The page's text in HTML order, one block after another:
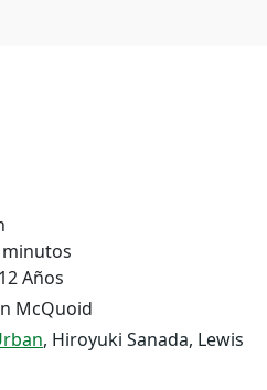
minutos
12 Años
McQuoid
, Hiroyuki Sanada, Lewis